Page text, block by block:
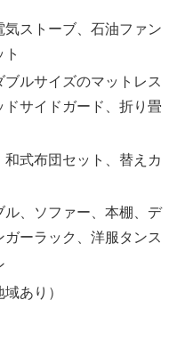
ストーブ、石油ファン
ルサイズのマットレス
サイドガード、折り畳
式布団セット、替えカ
ル、ソファー、本棚、デ
ーラック、洋服タンス
あり）